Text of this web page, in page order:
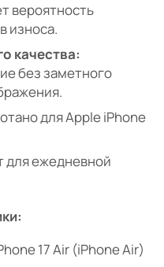
вероятность
износа.
качества:
без заметного
для Apple iPhone
для ежедневной
17 Air (iPhone Air)